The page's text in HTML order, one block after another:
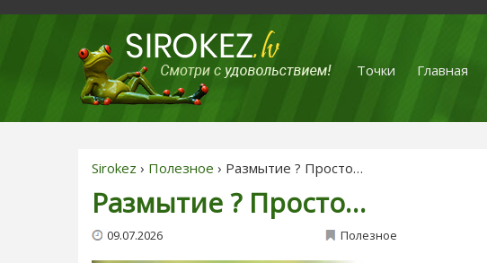
Точки Главная
Sirokez › Полезное › Размытие ? Просто…
Размытие ? Просто…
09.07.2026 Полезное